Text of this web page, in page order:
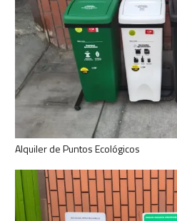
Alquiler de Puntos Ecológicos